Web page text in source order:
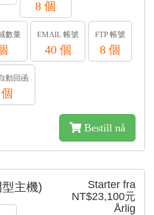
8 個
數量 EMAIL 帳號
40 個
FTP 帳號
8 個
動回函
Bestill nå
Starter fra
NT$23,100元
Årlig
主機)